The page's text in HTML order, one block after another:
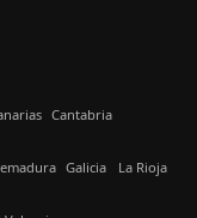
Cantabria
Galicia La Rioja